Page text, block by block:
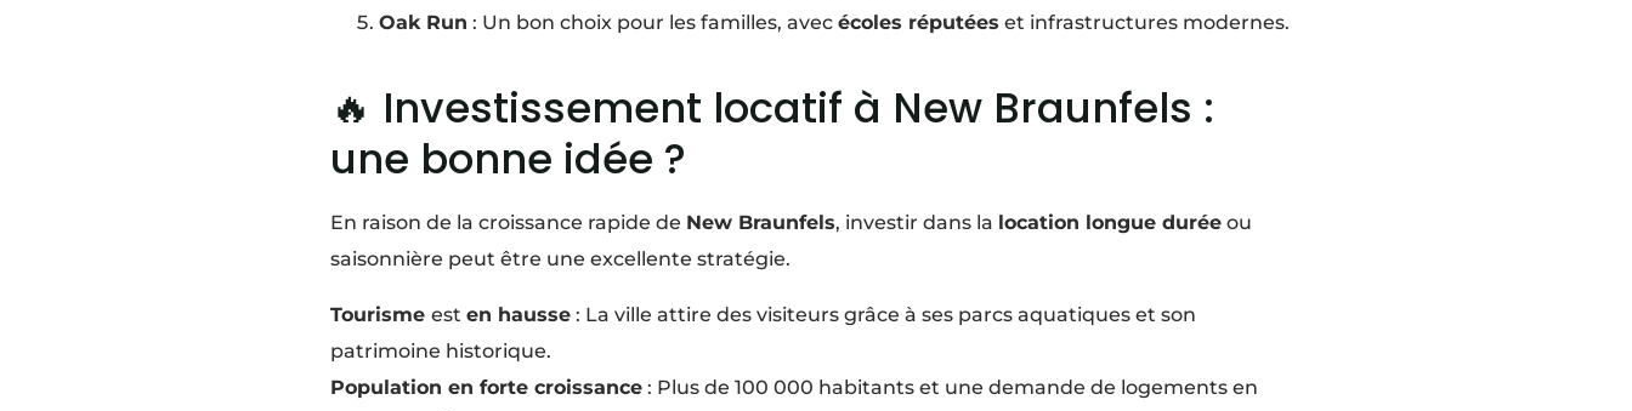
Oak Run : Un bon choix pour les familles, avec écoles réputées et infrastructures modernes.
🔥 Investissement locatif à New Braunfels :
une bonne idée ?
En raison de la croissance rapide de New Braunfels, investir dans la location longue duréeou
saisonnière peut être une excellente stratégie.
Tourisme est en hausse: La ville attire des visiteurs grâce à ses parcs aquatiques et son
patrimoine historique.
Population en forte croissance: Plus de 100 000 habitants et une demande de logements en